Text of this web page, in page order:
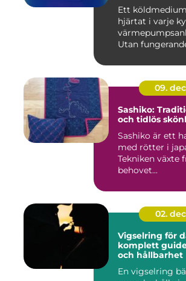
Ett
hjärtat i varje
Utan
09. dec
Sashiko:
och tidlös
Sashiko är ett
med rötter i
Tekniken växte
behovet...
02. dec
Vigselring för
komplett
och hållbarhet
En vigselring